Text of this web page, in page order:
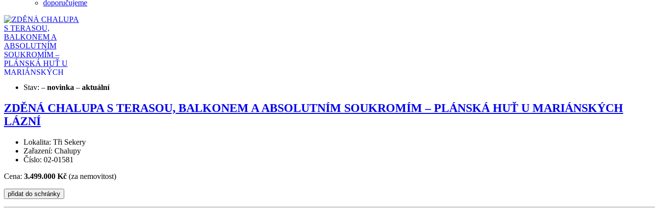
doporučujeme
Stav: – novinka – aktuální
ZDĚNÁ CHALUPA S TERASOU, BALKONEM A ABSOLUTNÍM SOUKROMÍM – PLÁNSKÁ HUŤ U MARIÁNSKÝCH
LÁZNÍ
Lokalita: Tři Sekery
Zařazení: Chalupy
Číslo: 02-01581
Cena: 3.499.000 Kč (za nemovitost)